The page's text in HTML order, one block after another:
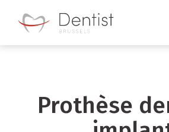
contenu
Prothèse